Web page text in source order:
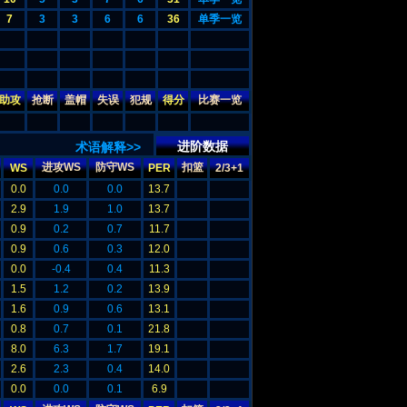
7
3 3 6 6 36 单季一览
攻 抢断 盖帽 失误 犯规 得分 比赛一览
进阶数据
术语解释>>
WS 进攻WS 防守WS PER 扣篮
2/3+1
0.0
0.0 0.0
13.7
2.9
1.9 1.0
13.7
0.9
0.2 0.7
11.7
0.9
0.6 0.3
12.0
0.0
-0.4 0.4
11.3
1.5
1.2 0.2
13.9
1.6
0.9 0.6
13.1
0.8
0.7 0.1
21.8
8.0
6.3 1.7
19.1
2.6
2.3 0.4
14.0
0.0
0.0 0.1
6.9